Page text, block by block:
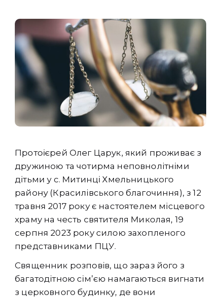
Протоієрей Олег Царук, який проживає з
дружиною та чотирма неповнолітніми
дітьми у с. Митинці Хмельницького
району (Красилівського благочиння), з 12
травня 2017 року є настоятелем місцевого
храму на честь святителя Миколая, 19
серпня 2023 року силою захопленого
представниками ПЦУ.
Священник розповів, що зараз його з
багатодітною сімʼєю намагаються вигнати
з церковного будинку, де вони